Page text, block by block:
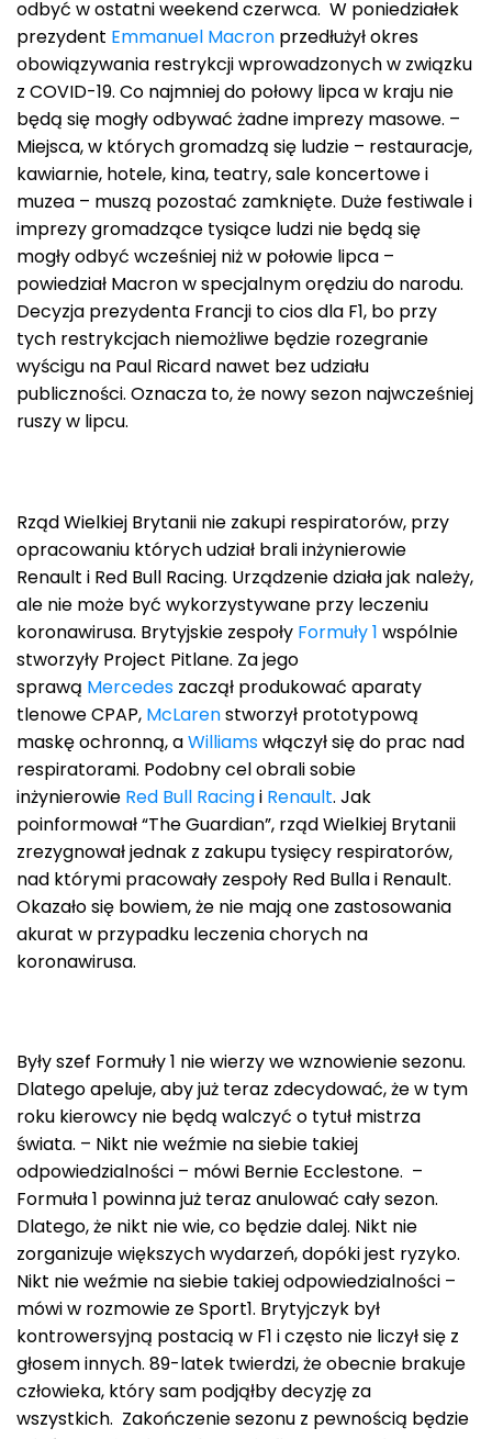
odbyć w ostatni weekend czerwca. W poniedziałek
prezydent Emmanuel Macron przedłużył okres
obowiązywania restrykcji wprowadzonych w związku
z COVID-19. Co najmniej do połowy lipca w kraju nie
będą się mogły odbywać żadne imprezy masowe. –
Miejsca, w których gromadzą się ludzie – restauracje,
kawiarnie, hotele, kina, teatry, sale koncertowe i
muzea – muszą pozostać zamknięte. Duże festiwale i
imprezy gromadzące tysiące ludzi nie będą się
mogły odbyć wcześniej niż w połowie lipca –
powiedział Macron w specjalnym orędziu do narodu.
Decyzja prezydenta Francji to cios dla F1, bo przy
tych restrykcjach niemożliwe będzie rozegranie
wyścigu na Paul Ricard nawet bez udziału
publiczności. Oznacza to, że nowy sezon najwcześniej
ruszy w lipcu.
Rząd Wielkiej Brytanii nie zakupi respiratorów, przy
opracowaniu których udział brali inżynierowie
Renault i Red Bull Racing. Urządzenie działa jak należy,
ale nie może być wykorzystywane przy leczeniu
koronawirusa. Brytyjskie zespoły Formuły 1 wspólnie
stworzyły Project Pitlane. Za jego
sprawą Mercedes zaczął produkować aparaty
tlenowe CPAP, McLarenstworzył prototypową
maskę ochronną, aWilliamswłączył się do prac nad
respiratorami. Podobny cel obrali sobie
inżynierowie Red Bull Racingi Renault. Jak
poinformował “The Guardian”, rząd Wielkiej Brytanii
zrezygnował jednak z zakupu tysięcy respiratorów,
nad którymi pracowały zespoły Red Bulla i Renault.
Okazało się bowiem, że nie mają one zastosowania
akurat w przypadku leczenia chorych na
koronawirusa.
Były szef Formuły 1 nie wierzy we wznowienie sezonu.
Dlatego apeluje, aby już teraz zdecydować, że w tym
roku kierowcy nie będą walczyć o tytuł mistrza
świata. – Nikt nie weźmie na siebie takiej
odpowiedzialności – mówi Bernie Ecclestone. –
Formuła 1 powinna już teraz anulować cały sezon.
Dlatego, że nikt nie wie, co będzie dalej. Nikt nie
zorganizuje większych wydarzeń, dopóki jest ryzyko.
Nikt nie weźmie na siebie takiej odpowiedzialności –
mówi w rozmowie ze Sport1. Brytyjczyk był
kontrowersyjną postacią w F1 i często nie liczył się z
głosem innych. 89-latek twierdzi, że obecnie brakuje
człowieka, który sam podjąłby decyzję za
wszystkich. Zakończenie sezonu z pewnością będzie